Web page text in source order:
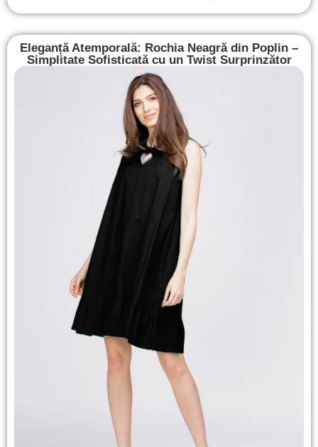
Eleganță Atemporală: Rochia Neagră din Poplin –
Simplitate Sofisticată cu un Twist Surprinzător